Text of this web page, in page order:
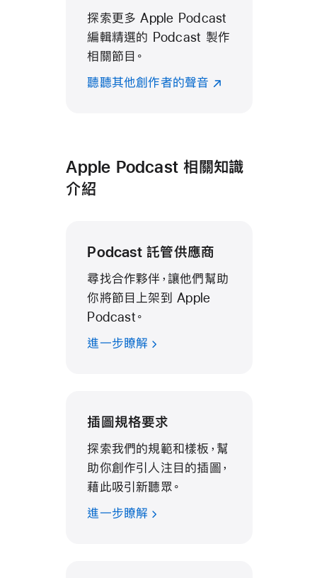
探索更多 Apple Podcast
編輯精選的 Podcast 製作
相關節目。
聽聽其他創作者的聲音
Apple Podcast 相關知識
介紹
Podcast 託管供應商
尋找合作夥伴，讓他們幫助
你將節目上架到 Apple
Podcast。
進一步瞭解
插圖規格要求
探索我們的規範和樣板，幫
助你創作引人注目的插圖，
藉此吸引新聽眾。
進一步瞭解